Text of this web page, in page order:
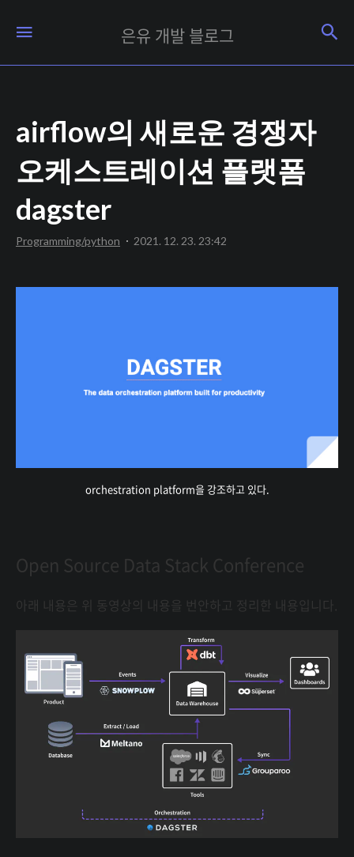
유
개
블
로
그
은유 개발 블로그
airflow의 새로운 경쟁자
오케스트레이션 플랫폼
dagster
Programming/python 2021. 12. 23. 23:42
orchestration platform을 강조하고 있다.
Open Source Data Stack Conference
아래 내용은 위 동영상의 내용을 번안하고 정리한 내용입니다.